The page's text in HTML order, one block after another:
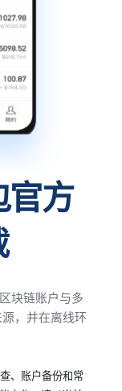
方
块链账户与多
，并在离线环
、账户备份和常